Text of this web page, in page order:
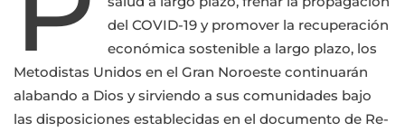
del COVID-19 y promover la recuperación
económica sostenible a largo plazo, los
Metodistas Unidos en el Gran Noroeste continuarán
alabando a Dios y sirviendo a sus comunidades bajo
las disposiciones establecidas en el documento de Re-